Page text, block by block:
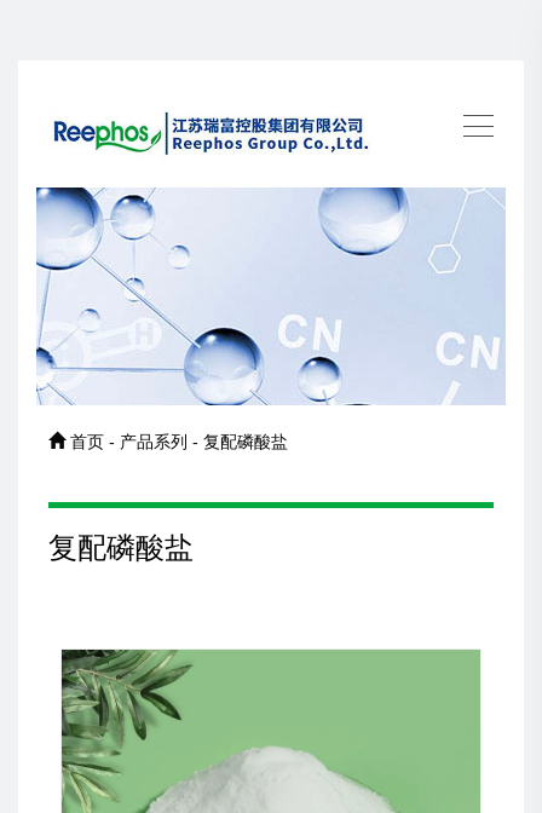
首页 - 产品系列 - 复配磷酸盐
复配磷酸盐